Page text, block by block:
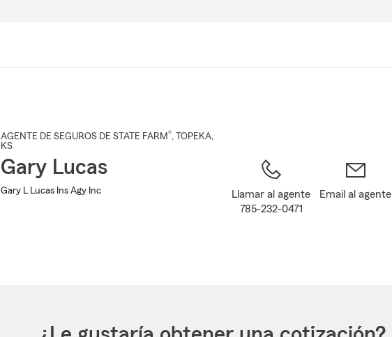
AGENTE DE SEGUROS DE STATE FARM®, TOPEKA,
KS
Gary Lucas
Gary L Lucas Ins Agy Inc
Llamar al agente
785-232-0471
Email al agente